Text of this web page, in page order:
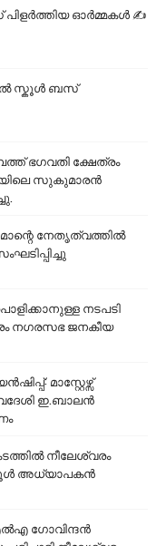
പിളർത്തിയ ഓർമ്മകൾ ✍️
സ്കൂൾ ബസ്
ഭഗവതി ക്ഷേത്രം
സുകുമാരൻ
നേതൃത്വത്തിൽ
നടപടി
നഗരസഭ ജനകീയ
മാസ്റ്റേഴ്സ്
ഇ.ബാലൻ
നീലേശ്വരം
അധ്യാപകൻ
ഗോവിന്ദൻ